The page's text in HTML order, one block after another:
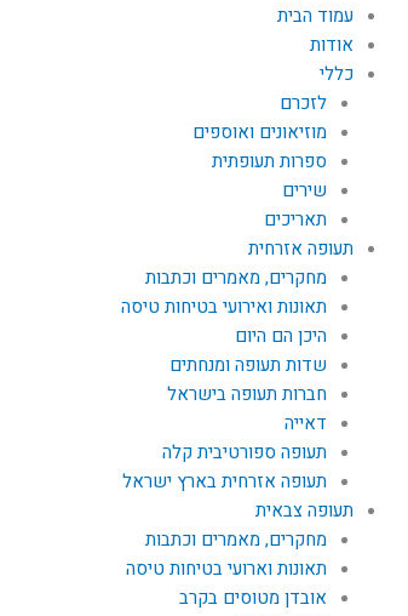
עמוד הבית
אודות
כללי
לזכרם
מוזיאונים ואוספים
ספרות תעופתית
שירים
תאריכים
תעופה אזרחית
מחקרים, מאמרים וכתבות
תאונות ואירועי בטיחות טיסה
היכן הם היום
שדות תעופה ומנחתים
חברות תעופה בישראל
דאייה
תעופה ספורטיבית קלה
תעופה אזרחית בארץ ישראל
תעופה צבאית
מחקרים, מאמרים וכתבות
תאונות וארועי בטיחות טיסה
אובדן מטוסים בקרב